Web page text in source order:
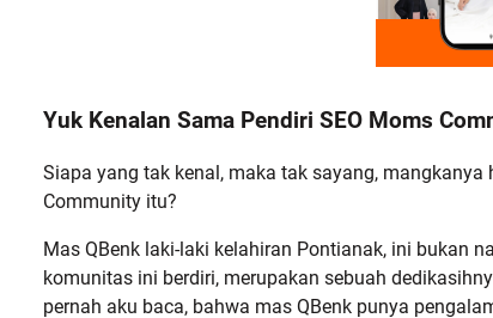
Yuk Kenalan Sama Pendiri SEO Moms
Siapa yang tak kenal, maka tak sayang,
Community itu?
Mas QBenk laki-laki kelahiran Pontianak, ini bukan
komunitas ini berdiri, merupakan sebuah
pernah aku baca, bahwa mas QBenk punya